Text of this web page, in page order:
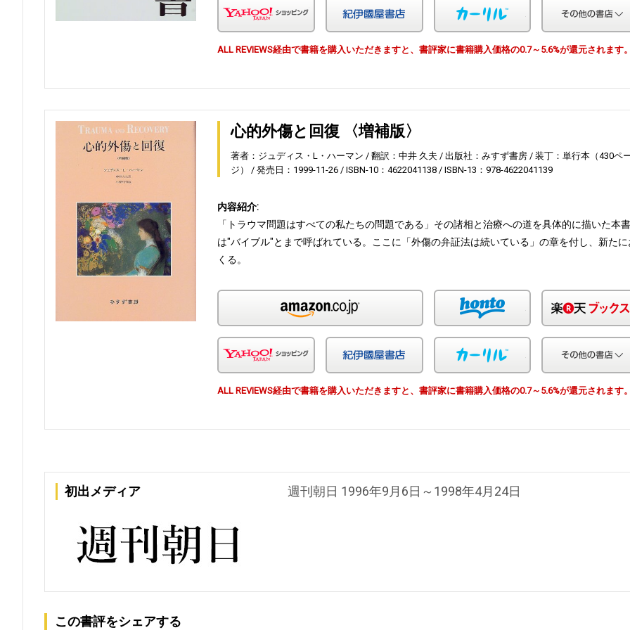
Yahoo!ショッピング 紀伊国屋 カーリル
ALL REVIEWS経由で書籍を購入いただきますと、書評家に書籍購入価格の0.7～5.6%が還元されます。
心的外傷と回復 〈増補版〉
著者：ジュディス・L・ハーマン 翻訳：中井 久夫 出版社：みすず書房
装丁：単行本（430ペ
ジ）
発売日：1999-11-26 ISBN-10：4622041138 ISBN-13：978-4622041139
内容紹介:
「トラウマ問題はすべての私たちの問題である」その諸相と治療への道を具体的に描いた本書
は"バイブル"とまで呼ばれている。ここに「外傷の弁証法は続いている」の章を付し、新たに
くる。
honto
Yahoo!ショッピング 紀伊国屋 カーリル
ALL REVIEWS経由で書籍を購入いただきますと、書評家に書籍購入価格の0.7～5.6%が還元されます。
初出メディア 週刊朝日 1996年9月6日～1998年4月24日
この書評をシェアする